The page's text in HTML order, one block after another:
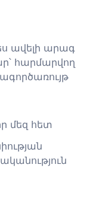
ավելի արագ
հարմարվող
մեզ հետ